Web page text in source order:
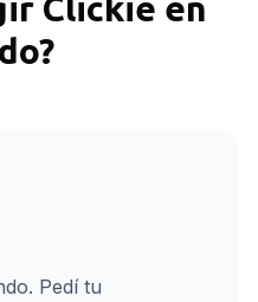
Clickie en
?
Pedí tu